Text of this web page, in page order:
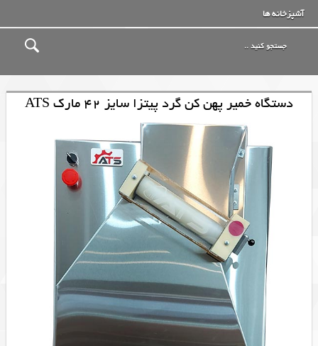
آشپزخانه ها
دستگاه خمیر پهن کن گرد پیتزا سایز 42 مارک ATS